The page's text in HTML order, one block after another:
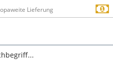
Lieferung